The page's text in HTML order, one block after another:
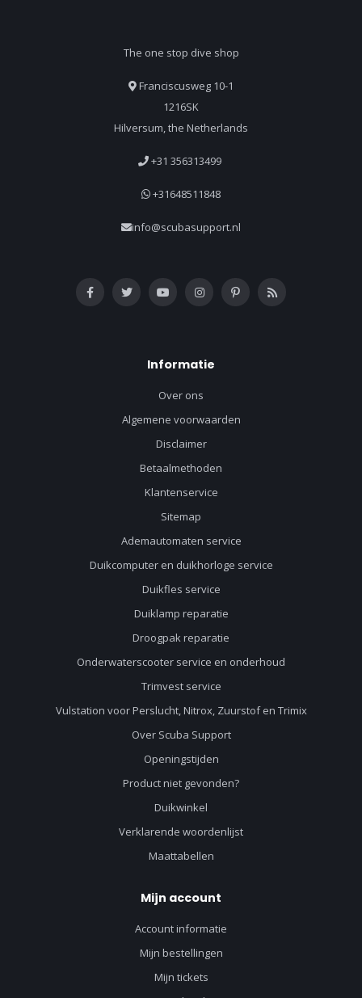
The one stop dive shop
Franciscusweg 10-1
1216SK
Hilversum, the Netherlands
+31 356313499
+31648511848
info@scubasupport.nl
Informatie
Over ons
Algemene voorwaarden
Disclaimer
Betaalmethoden
Klantenservice
Sitemap
Ademautomaten service
Duikcomputer en duikhorloge service
Duikfles service
Duiklamp reparatie
Droogpak reparatie
Onderwaterscooter service en onderhoud
Trimvest service
Vulstation voor Perslucht, Nitrox, Zuurstof en Trimix
Over Scuba Support
Openingstijden
Product niet gevonden?
Duikwinkel
Verklarende woordenlijst
Maattabellen
Mijn account
Account informatie
Mijn bestellingen
Mijn tickets